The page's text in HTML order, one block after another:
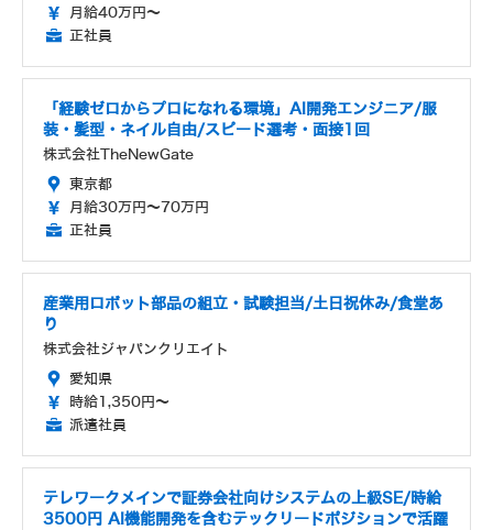
月給40万円～
正社員
「経験ゼロからプロになれる環境」AI開発エンジニア/服
装・髪型・ネイル自由/スピード選考・面接1回
株式会社TheNewGate
東京都
月給30万円～70万円
正社員
産業用ロボット部品の組立・試験担当/土日祝休み/食堂あ
り
株式会社ジャパンクリエイト
愛知県
時給1,350円～
派遣社員
テレワークメインで証券会社向けシステムの上級SE/時給
3500円 AI機能開発を含むテックリードポジションで活躍